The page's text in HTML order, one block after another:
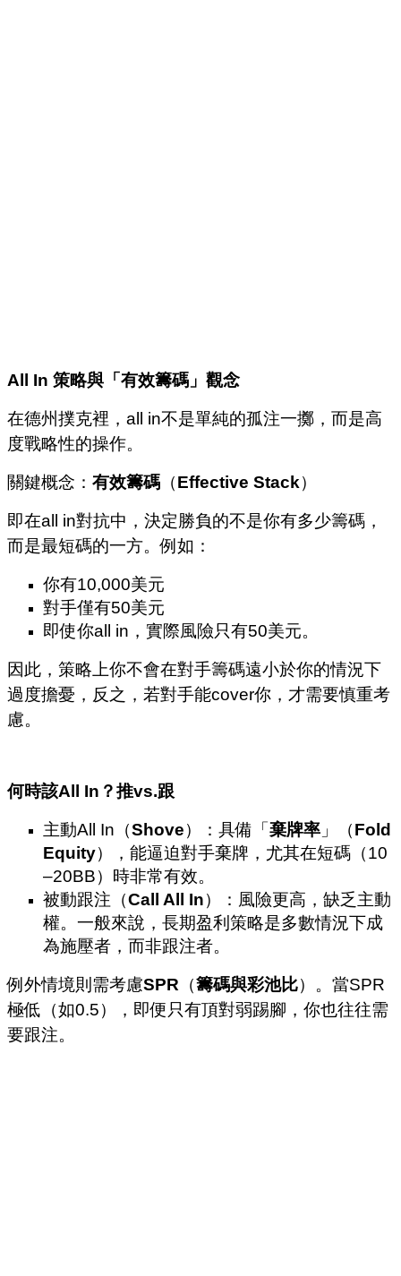
All In 策略與「有效籌碼」觀念
在德州撲克裡，all in不是單純的孤注一擲，而是高
度戰略性的操作。
關鍵概念： 有效籌碼 （Effective Stack）
即在all in對抗中，決定勝負的不是你有多少籌碼，
而是最短碼的一方。例如：
你有10,000美元
對手僅有50美元
即使你all in，實際風險只有50美元。
因此，策略上你不會在對手籌碼遠小於你的情況下
過度擔憂，反之，若對手能cover你，才需要慎重考
慮。
何時該All In ？推vs.跟
主動All In（Shove）：具備「棄牌率 」（Fold
Equity），能逼迫對手棄牌，尤其在短碼（10
–20BB）時非常有效。
被動跟注（Call All In）：風險更高，缺乏主動
權。一般來說，長期盈利策略是多數情況下成
為施壓者，而非跟注者。
例外情境則需考慮SPR （籌碼與彩池比）。當SPR
極低（如0.5），即便只有頂對弱踢腳，你也往往需
要跟注。